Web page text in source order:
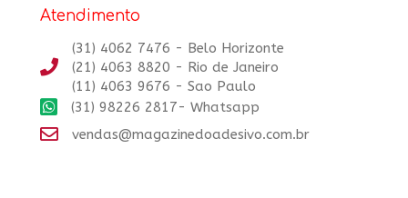
Atendimento
(31) 4062 7476 - Belo Horizonte
(21) 4063 8820 - Rio de Janeiro
(11) 4063 9676 - Sao Paulo
(31) 98226 2817- Whatsapp
vendas@magazinedoadesivo.com.br